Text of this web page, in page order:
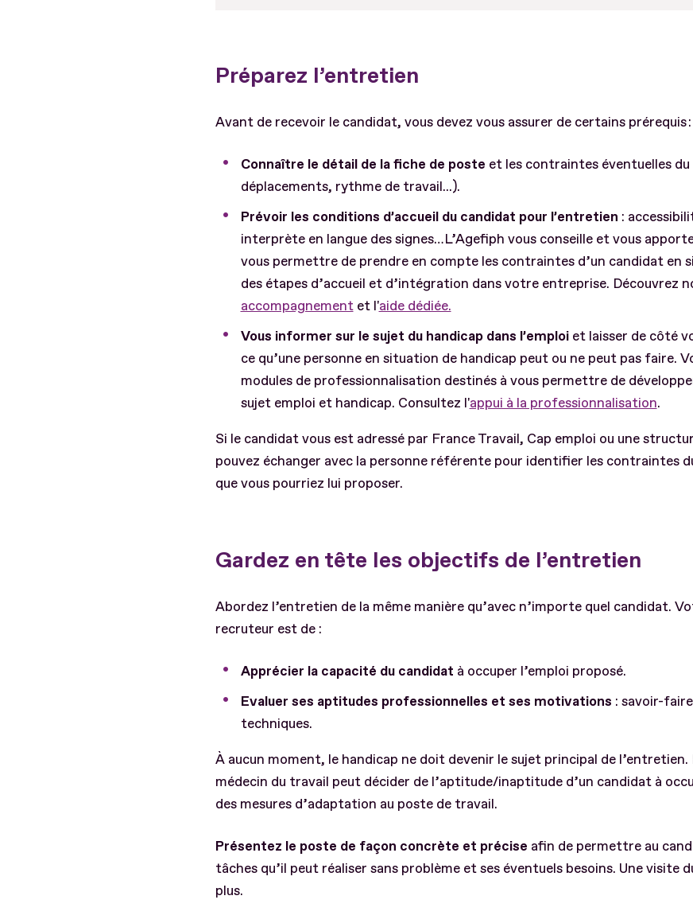
Préparez l’entretien
Avant de recevoir le candidat, vous devez vous assurer de certains prérequis :
Connaître le détail de la fiche de poste et les contraintes éventuelles
déplacements, rythme de travail...).
Prévoir les conditions d’accueil du candidat pour l’entretien :
interprète en langue des signes…L’Agefiph vous conseille et vous
vous permettre de prendre en compte les contraintes d’un candidat en
des étapes d’accueil et d’intégration dans votre entreprise. Découvrez
accompagnementet l'aide dédiée.
Vous informer sur le sujet du handicap dans l’emploi et laisser de côté
ce qu’une personne en situation de handicap peut ou ne peut pas faire.
modules de professionnalisation destinés à vous permettre de
sujet emploi et handicap. Consultez l'appui à la professionnalisation.
Si le candidat vous est adressé par France Travail, Cap emploi ou une
pouvez échanger avec la personne référente pour identifier les contraintes
que vous pourriez lui proposer.
Gardez en tête les objectifs de l’entretien
Abordez l’entretien de la même manière qu’avec n’importe quel candidat.
recruteur est de :
Apprécier la capacité du candidat à occuper l’emploi proposé.
Evaluer ses aptitudes professionnelles et ses motivations : savoir-
techniques.
À aucun moment, le handicap ne doit devenir le sujet principal de l’entretien.
médecin du travail peut décider de l’aptitude/inaptitude d’un candidat à
des mesures d’adaptation au poste de travail.
Présentez le poste de façon concrète et précise afin de permettre au
tâches qu’il peut réaliser sans problème et ses éventuels besoins. Une visite
plus.